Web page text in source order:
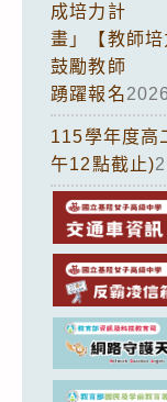
成培力計
畫」【教師
鼓勵教師
踴躍報名
115學年度高
午12點截止)